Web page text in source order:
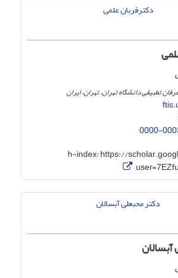
تطبیقی دانشگاه تهران، تهران، ایران
0000-
h-index:https://